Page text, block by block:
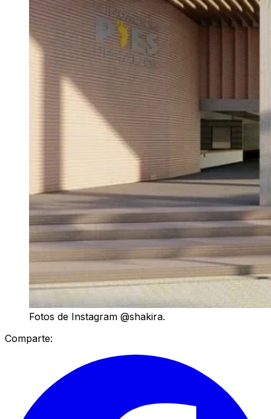
Fotos de Instagram @shakira.
Comparte: